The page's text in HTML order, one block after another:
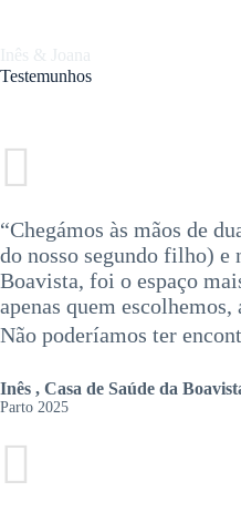
o
conteúdo
Inês & Joana
Testemunhos
“Chegámos às mãos de
do nosso segundo filho)
Boavista, foi o espaço
apenas quem
Não poderíamos ter
Inês , Casa de Saúde da
Parto 2025